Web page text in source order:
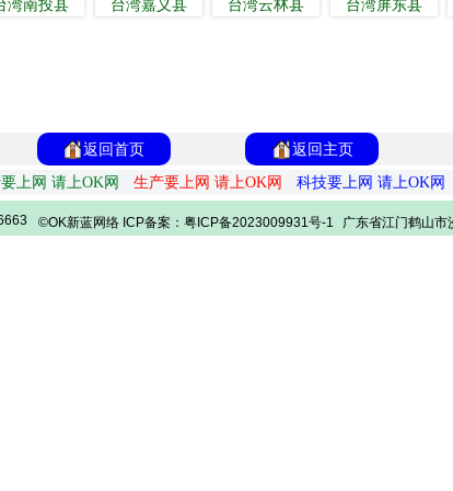
湾南投县 台湾嘉义县 台湾云林县 台湾屏东县
返回首页
返回主页
上网 请上OK网 生产要上网 请上OK网 科技要上网 请上OK网
©OK新蓝网络 ICP备案：粤ICP备2023009931号-1 广东省江门鹤山